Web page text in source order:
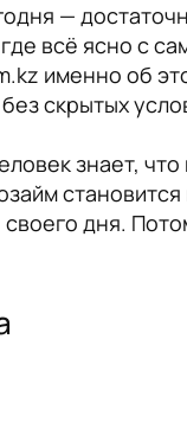
—
всё ясно с
именно об
скрытых
знает,
дня.